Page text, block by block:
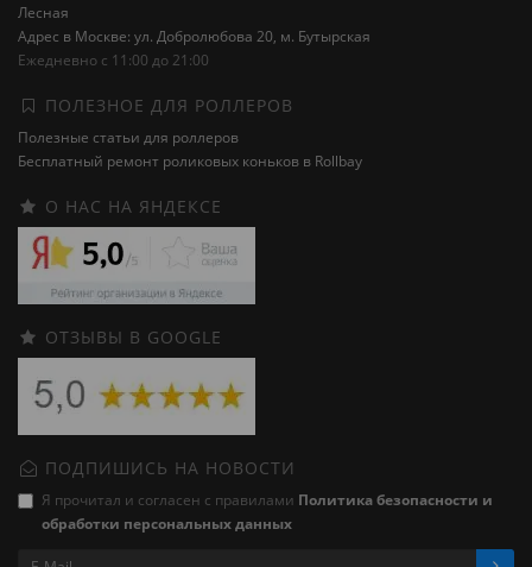
Лесная
Адрес в Москве: ул. Добролюбова 20, м. Бутырская
Ежедневно с 11:00 до 21:00
ПОЛЕЗНОЕ ДЛЯ РОЛЛЕРОВ
Полезные статьи для роллеров
Бесплатный ремонт роликовых коньков в Rollbay
О НАС НА ЯНДЕКСЕ
ОТЗЫВЫ В GOOGLE
ПОДПИШИСЬ НА НОВОСТИ
Я прочитал и согласен с правилами Политика безопасности и
обработки персональных данных